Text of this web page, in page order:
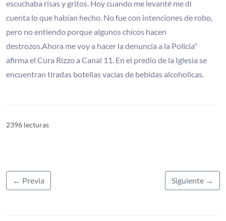
escuchaba risas y gritos. Hoy cuando me levanté me di
cuenta lo que habían hecho. No fue con intenciones de robo,
pero no entiendo porque algunos chicos hacen
destrozos.Ahora me voy a hacer la denuncia a la Policia"
afirma el Cura Rizzo a Canal 11. En el predio de la Iglesia se
encuentran tiradas botellas vacías de bebidas alcoholicas.
2396 lecturas
← Previa Siguiente →